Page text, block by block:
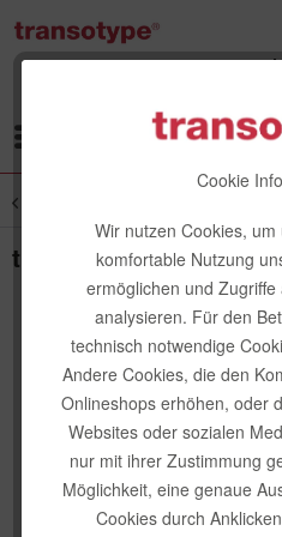
Cookie
Wir nutzen Cookies,
komfortable Nutzung
ermöglichen und
analysieren. Für den
technisch notwendige
Andere Cookies, die den
Onlineshops erhöhen, oder
Websites oder sozialen
nur mit ihrer Zustimmung
Möglichkeit, eine genaue
Cookies durch
transotype Writing